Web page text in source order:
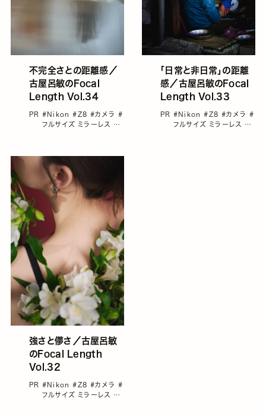
不完全さとの距離感／
古屋呂敏のFocal
Length Vol.34
PR #Nikon#Z8#カメラ#
フルサイズ ミラーレス #
「日常と非日常」の距離
感／古屋呂敏のFocal
Length Vol.33
PR #Nikon#Z8#カメラ#
フルサイズ ミラーレス #
強さと儚さ／古屋呂敏
のFocal Length
Vol.32
PR #Nikon#Z8#カメラ#
フルサイズ ミラーレス #